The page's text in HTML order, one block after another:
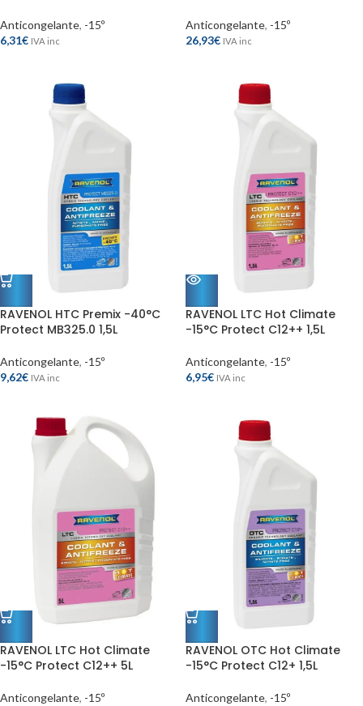
Anticongelante, -15º
6,31€ IVA inc
Anticongelante, -15º
26,93€ IVA inc
RAVENOL HTC Premix -40°C
Protect MB325.0 1,5L
Anticongelante, -15º
9,62€ IVA inc
RAVENOL LTC Hot Climate
-15°C Protect C12++ 1,5L
Anticongelante, -15º
6,95€ IVA inc
RAVENOL LTC Hot Climate
-15°C Protect C12++ 5L
Anticongelante, -15º
RAVENOL OTC Hot Climate
-15°C Protect C12+ 1,5L
Anticongelante, -15º